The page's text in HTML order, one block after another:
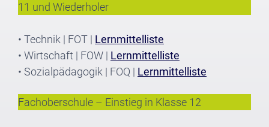
11 und Wiederholer
• Technik | FOT | Lernmittelliste
• Wirtschaft | FOW | Lernmittelliste
• Sozialpädagogik | FOQ | Lernmittelliste
Fachoberschule – Einstieg in Klasse 12